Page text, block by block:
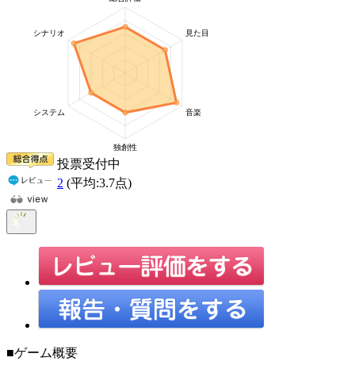
投票受付中
2 (平均:3.7点)
■ゲーム概要